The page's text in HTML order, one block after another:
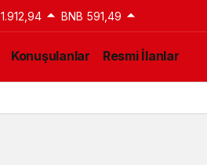
1.912,94 BNB 591,49
Konuşulanlar Resmi İlanlar